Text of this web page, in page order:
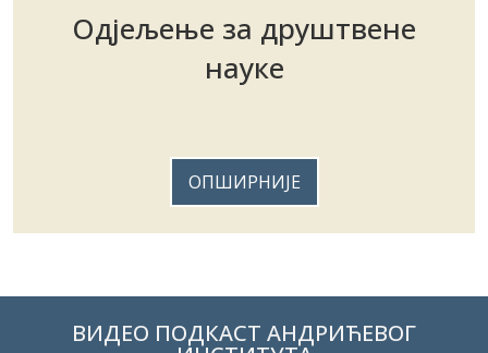
науке
ОПШИРНИЈЕ
ИНСТИТУТА